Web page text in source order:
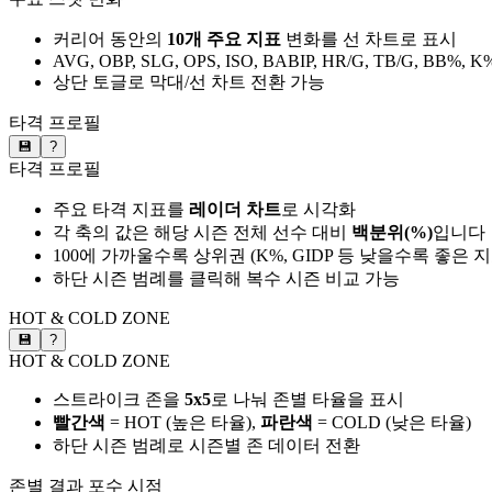
커리어 동안의 10개 주요 지표 변화를 선 차트로 표시
AVG, OBP, SLG, OPS, ISO, BABIP, HR/G, TB/G, BB%,
상단 토글로 막대/선 차트 전환 가능
타격 프로필
💾 ?
타격 프로필
주요 타격 지표를 레이더 차트로 시각화
각 축의 값은 해당 시즌 전체 선수 대비 백분위(%)입니다
100에 가까울수록 상위권 (K%, GIDP 등 낮을수록 좋은
하단 시즌 범례를 클릭해 복수 시즌 비교 가능
HOT & COLD ZONE
💾 ?
HOT & COLD ZONE
스트라이크 존을 5x5로 나눠 존별 타율을 표시
빨간색 = HOT (높은 타율), 파란색 = COLD (낮은 타율)
하단 시즌 범례로 시즌별 존 데이터 전환
존별 결과 포수 시점